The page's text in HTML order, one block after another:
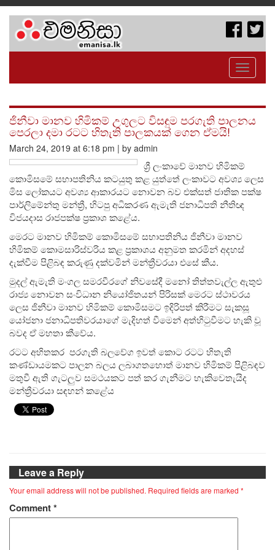
Toggle
ජිනීවා මානව හිමිකම් උගුලට විසඳුම පරගැති පාලනය
පෙරලා දමා රටට හිතැති පාලකයක් ගෙන ඒමයි!
March 24, 2019 at 6:18 pm | by admin
ශ්‍රී ලංකාවේ මානව හිමිකම්
කොමිසමේ සභාපතිනිය කටයුතු කළ යුත්තේ ලංකාවට අවශ්‍ය ලෙස
මිස ලෝකයට අවශ්‍ය ආකාරයට නොවන බව එක්සත් ජාතික පක්ෂ
පාර්ලිමේන්තු මන්ත්‍රී, හිටපු අධිකරණ ඇමැති ජනාධිපති නීතිඥ
විජයදාස රාජපක්ෂ ප්‍රකාශ කළේය.
මෙරට මානව හිමිකම් කොමිසමේ සභාපතිනිය ජිනීවා මානව
හිමිකම් කොමසාරිස්වරිය කළ ප්‍රකාශය අනුමත කරමින් අදහස්
දැක්වීම පිළිබඳ කරුණු දක්වමින් මන්ත්‍රීවරයා එසේ කීය.
මුදල් ඇමැති මංගල සමරවීරගේ නිවසේදී මනෝ තිත්තවැල්ල ඇතුළු
රාජ්‍ය නොවන සංවිධාන නියෝජිතයන් පිරිසක් මෙරට ස්ථාවරය
ලෙස ජිනීවා මානව හිමිකම් කොමිසමට ඉදිරිපත් කිරීමට සැකසූ
යෝජනා ජනාධිපතිවරයාගේ මැදිහත් වීමෙන් අත්හිටුවීමට හැකි වූ
බවද ඒ මහතා කීවේය.
රටට අහිතකර පරගැති බලවේග ඉවත් කොට රටට හිතැති
කණ්ඩායමකට පාලන බලය ලබාගතහොත් මානව හිමිකම් පිළිබඳව
මතුවී ඇති ගැටලුව සමථයකට පත් කර ගැනීමට හැකිවෙතැයිද
මන්ත්‍රීවරයා සඳහන් කළේය
Leave a Reply
Your email address will not be published. Required fields are marked *
Comment*